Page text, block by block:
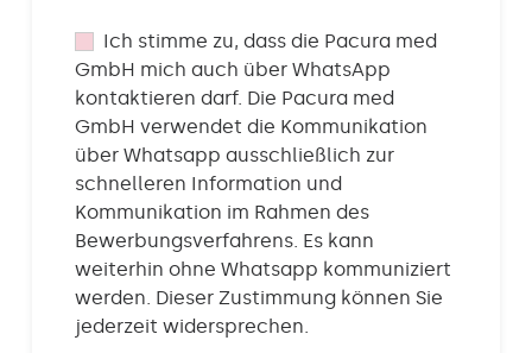
Ich stimme zu, dass die Pacura med
GmbH mich auch über WhatsApp
kontaktieren darf. Die Pacura med
GmbH verwendet die Kommunikation
über Whatsapp ausschließlich zur
schnelleren Information und
Kommunikation im Rahmen des
Bewerbungsverfahrens. Es kann
weiterhin ohne Whatsapp kommuniziert
werden. Dieser Zustimmung können Sie
jederzeit widersprechen.